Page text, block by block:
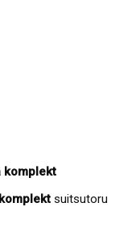
komplekt
suitsutoru